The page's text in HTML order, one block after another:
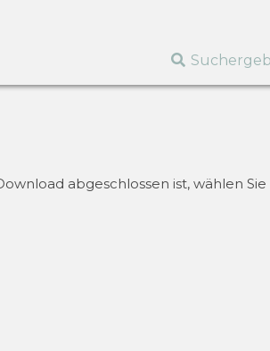
abgeschlossen ist, wählen